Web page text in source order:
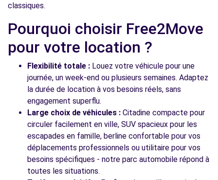
88 RUE LECOURBE
Voir l'agence
Voir toutes les agences
classiques.
Pourquoi choisir Free2Move
pour votre location ?
Flexibilité totale : Louez votre véhicule pour une
journée, un week-end ou plusieurs semaines. Adaptez
la durée de location à vos besoins réels, sans
engagement superflu.
Large choix de véhicules : Citadine compacte pour
circuler facilement en ville, SUV spacieux pour les
escapades en famille, berline confortable pour vos
déplacements professionnels ou utilitaire pour vos
besoins spécifiques - notre parc automobile répond à
toutes les situations.